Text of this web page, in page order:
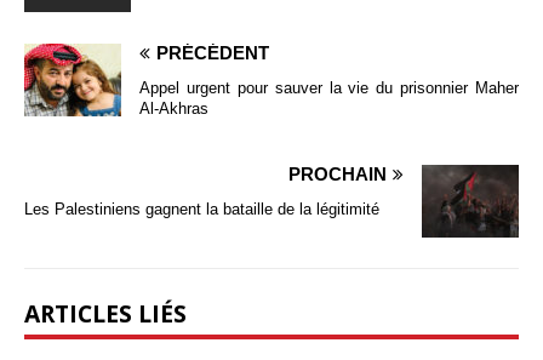
PRÉCÉDENT
Appel urgent pour sauver la vie du prisonnier Maher
Al-Akhras
PROCHAIN
Les Palestiniens gagnent la bataille de la légitimité
ARTICLES LIÉS